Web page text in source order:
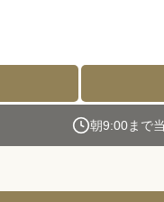
朝9:00まで